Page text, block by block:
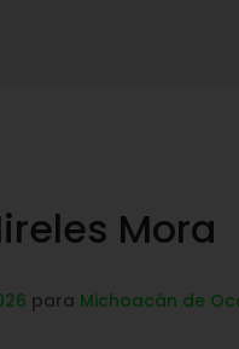
Mora
para Michoacán de